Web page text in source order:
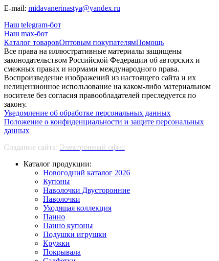
E-mail: midavanerinastya@yandex.ru
Наш telegram-бот
Наш max-бот
Каталог товаровОптовым покупателямПомощь
Все права на иллюстративные материалы защищены
законодательством Российской Федерации об авторских и
смежных правах и нормами международного права.
Воспроизведение изображений из настоящего сайта и их
нелицензионное использование на каком-либо материальном
носителе без согласия правообладателей преследуется по
закону.
Уведомление об обработке персональных данных
Положение о конфиденциальности и защите персональных
данных
Создание сайта: Электронный офис
Каталог продукции:
Новогодний каталог 2026
Купоны
Наволочки Двусторонние
Наволочки
Уходящая коллекция
Панно
Панно купоны
Подушки игрушки
Кружки
Покрывала